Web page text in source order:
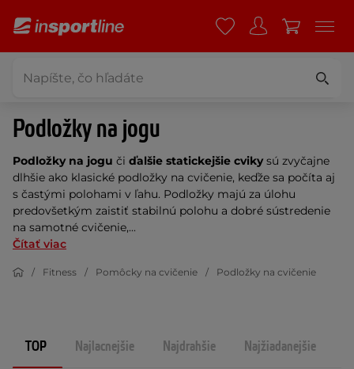
Podložky na jogu
Podložky na jogu či ďalšie statickejšie cvikysú zvyčajne
dlhšie ako klasické podložky na cvičenie, keďže sa počíta aj
s častými polohami v ľahu. Podložky majú za úlohu
predovšetkým zaistiť stabilnú polohu a dobré sústredenie
na samotné cvičenie,...
Čítať viac
Fitness Pomôcky na cvičenie Podložky na cvičenie
TOP Najlacnejšie Najdrahšie Najžiadanejšie